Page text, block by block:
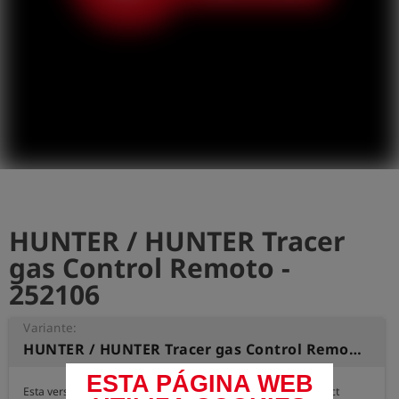
Registro
ESTA PÁGINA WEB
HUNTER / HUNTER Tracer
gas Control Remoto -
252106
Variante:
HUNTER / HUNTER Tracer gas Control Remoto
Esta versión en combinación con la aplicación Esders Connect